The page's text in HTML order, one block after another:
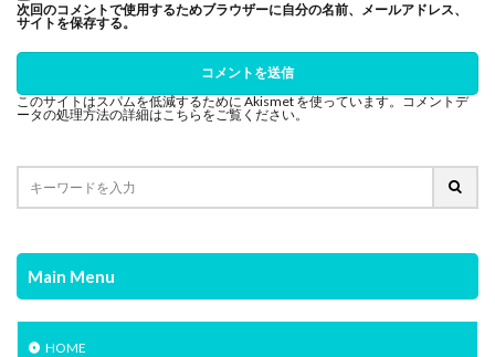
次回のコメントで使用するためブラウザーに自分の名前、メールアドレス、
サイトを保存する。
このサイトはスパムを低減するために Akismet を使っています。 コメントデ
ータの処理方法の詳細はこちらをご覧ください。
Main Menu
HOME